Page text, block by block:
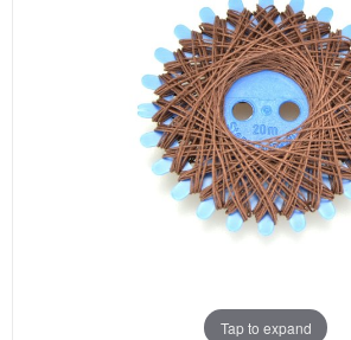
Tap to expand